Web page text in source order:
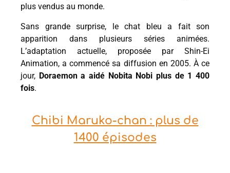
plus vendus au monde.
Sans grande surprise, le chat bleu a fait son
apparition dans plusieurs séries animées.
L’adaptation actuelle, proposée par Shin-Ei
Animation, a commencé sa diffusion en 2005. À ce
jour, Doraemon a aidé Nobita Nobi plus de 1 400
fois.
Chibi Maruko-chan : plus de
1400 épisodes